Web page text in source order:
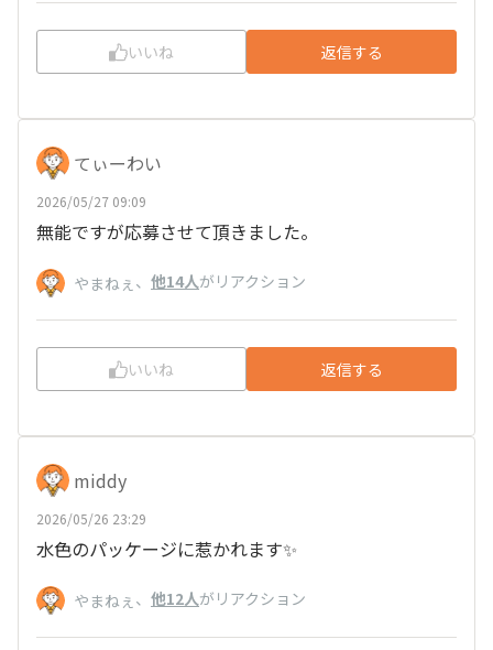
いいね 返信する
てぃーわい
2026/05/27 09:09
無能ですが応募させて頂きました。
やまねぇ 、 他14人がリアクション
いいね 返信する
middy
2026/05/26 23:29
水色のパッケージに惹かれます✨
やまねぇ 、 他12人がリアクション